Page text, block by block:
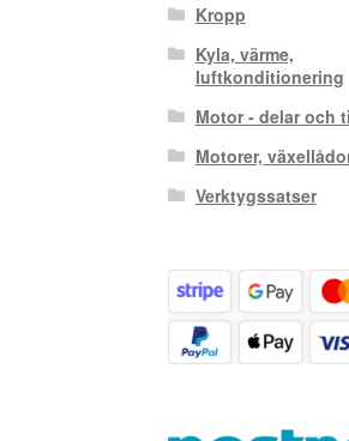
Kropp
Kyla, värme,
luftkonditionering
Motor - delar och
Motorer,
Verktygssatser